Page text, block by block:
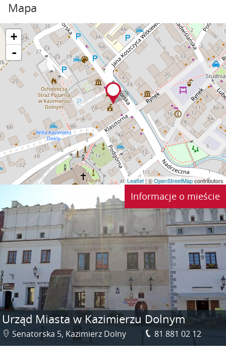
Mapa
+
-
Leaflet | ©OpenStreetMapcontributors
Informacje o mieście
Urząd Miasta w Kazimierzu Dolnym
Senatorska 5, Kazimierz Dolny 81 881 02 12